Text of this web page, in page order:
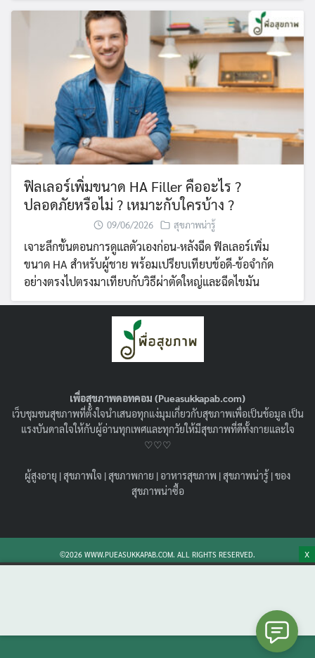
ฟิลเลอร์เพิ่มขนาด HA Filler คืออะไร ?
ปลอดภัยหรือไม่ ? เหมาะกับใครบ้าง ?
09/06/2026 สุขภาพน่ารู้
เจาะลึกขั้นตอนการดูแลตัวเองก่อน-หลังฉีด ฟิลเลอร์เพิ่ม
ขนาด HA สำหรับผู้ชาย พร้อมเปรียบเทียบข้อดี-ข้อจำกัด
อย่างตรงไปตรงมาเทียบกับวิธีผ่าตัดใหญ่และฉีดไขมัน
มะยงชิดกี่แคล? เจาะลึกโภชนาการกู้ผิวต้าน UV
เทคนิคปอกเปลือกเพื่อล็อควิตามินซี ใครกังวลว่า มะยงชิด
เพื่อสุขภาพดอทคอม (Pueasukkapab.com)
เว็บชุมชนสุขภาพที่ตั้งใจนำเสนอทุกแง่มุมเกี่ยวกับสุขภาพเพื่อเป็นข้อมูล เป็น
แรงบันดาลใจให้กับผู้อ่านทุกเพศและทุกวัยให้มีสุขภาพที่ดีทั้งกายและใจ
♡♡♡
ผู้สูงอายุ |สุขภาพใจ |สุขภาพกาย |อาหารสุขภาพ |สุขภาพน่ารู้ |ของ
สุขภาพน่าซื้อ
©2026 WWW.PUEASUKKAPAB.COM. ALL RIGHTS RESERVED. X